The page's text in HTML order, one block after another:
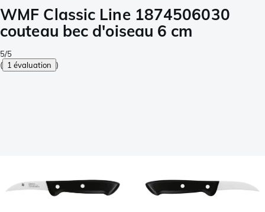
WMF Classic Line 1874506030
couteau bec d'oiseau 6 cm
5/5
( 1 évaluation )